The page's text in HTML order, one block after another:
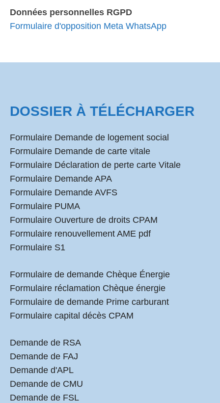
Données personnelles RGPD
Formulaire d'opposition Meta WhatsApp
DOSSIER À TÉLÉCHARGER
Formulaire Demande de logement social
Formulaire Demande de carte vitale
Formulaire Déclaration de perte carte Vitale
Formulaire Demande APA
Formulaire Demande AVFS
Formulaire PUMA
Formulaire Ouverture de droits CPAM
Formulaire renouvellement AME pdf
Formulaire S1
Formulaire de demande Chèque Énergie
Formulaire réclamation Chèque énergie
Formulaire de demande Prime carburant
Formulaire capital décès CPAM
Demande de RSA
Demande de FAJ
Demande d'APL
Demande de CMU
Demande de FSL